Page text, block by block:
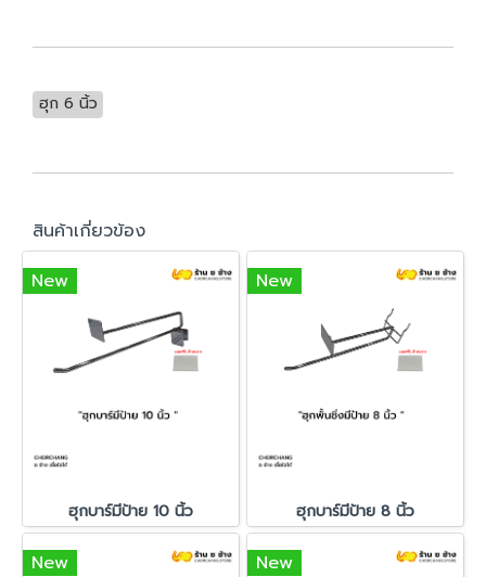
ฮุก 6 นิ้ว
สินค้าเกี่ยวข้อง
New
ฮุกบาร์มีป้าย 10 นิ้ว
New
ฮุกบาร์มีป้าย 8 นิ้ว
New New